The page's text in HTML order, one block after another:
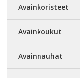
Avainkoristeet
Avainkoukut
Avainnauhat